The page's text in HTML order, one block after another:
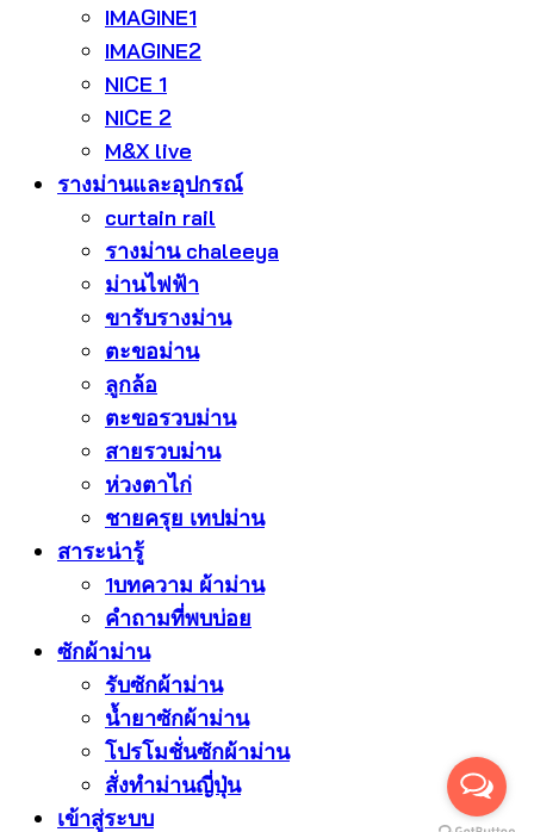
IMAGINE1
IMAGINE2
NICE 1
NICE 2
M&X live
รางม่านและอุปกรณ์
curtain rail
รางม่าน chaleeya
ม่านไฟฟ้า
ขารับรางม่าน
ตะขอม่าน
ลูกล้อ
ตะขอรวบม่าน
สายรวบม่าน
ห่วงตาไก่
ชายครุย เทปม่าน
สาระน่ารู้
1บทความ ผ้าม่าน
คำถามที่พบบ่อย
ซักผ้าม่าน
รับซักผ้าม่าน
น้ำยาซักผ้าม่าน
โปรโมชั่นซักผ้าม่าน
สั่งทำม่านญี่ปุ่น
เข้าสู่ระบบ